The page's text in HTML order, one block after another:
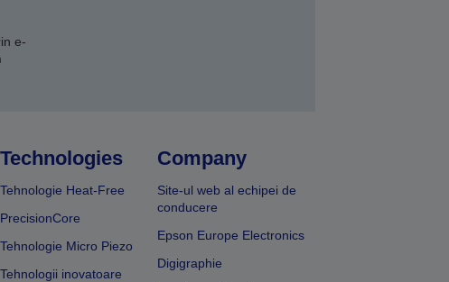
e-
Technologies
Tehnologie Heat-Free
PrecisionCore
Tehnologie Micro Piezo
Tehnologii inovatoare
Company
Site-ul web al echipei de
conducere
Epson Europe Electronics
Digigraphie